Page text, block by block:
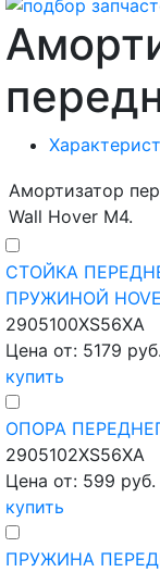
Амортизатор
Wall Hover M4.
СТОЙКА
ПРУЖИНОЙ
2905100XS56XA
Цена от: 5179 руб.
купить
ОПОРА
2905102XS56XA
Цена от: 599 руб.
купить
ПРУЖИНА